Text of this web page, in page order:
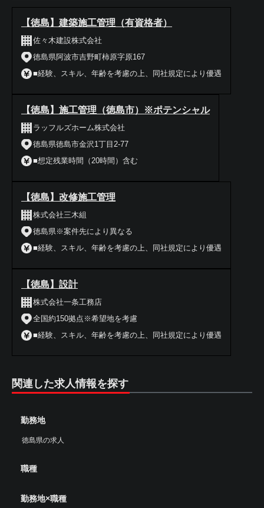
【徳島】建築施工管理（有資格者）
佐々木建設株式会社
徳島県阿波市吉野町柿原字原167
■経験、スキル、年齢を考慮の上、同社規定により優遇
【徳島】施工管理（徳島市）※ポテンシャル
ラッフルズホーム株式会社
徳島県徳島市金沢1丁目2-77
■想定残業時間（20時間）含む
【徳島】改修施工管理
株式会社三木組
徳島県※案件先により異なる
■経験、スキル、年齢を考慮の上、同社規定により優遇
【徳島】設計
株式会社一条工務店
全国約150拠点※希望地を考慮
■経験、スキル、年齢を考慮の上、同社規定により優遇
関連した求人情報を探す
勤務地
徳島県の求人
職種
勤務地×職種